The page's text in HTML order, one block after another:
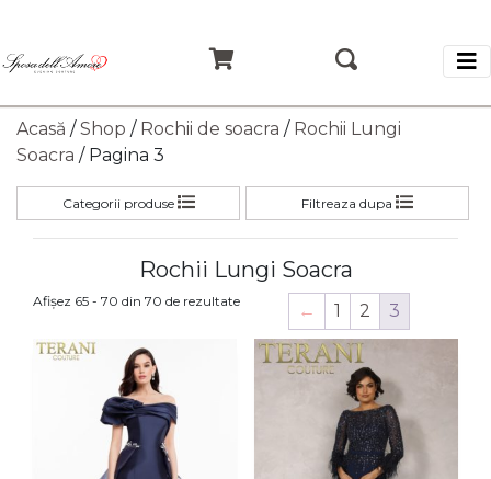
Acasă /Shop / Rochii de soacra / Rochii Lungi
Soacra / Pagina 3
Categorii produse Filtreaza dupa
Rochii Lungi Soacra
Afișez 65 - 70 din 70 de rezultateSortat
cele
mai
← 1 2 3